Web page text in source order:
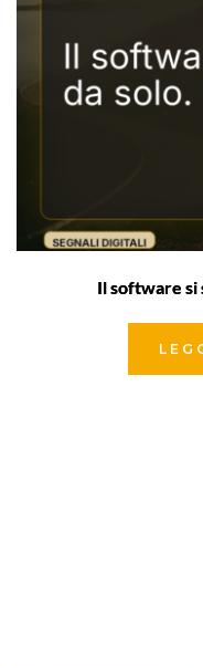
Il software si